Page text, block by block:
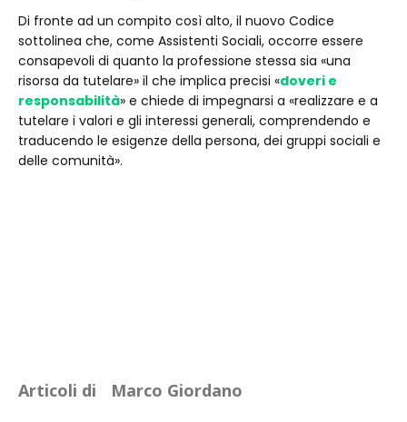
Di fronte ad un compito così alto, il nuovo Codice
sottolinea che, come Assistenti Sociali, occorre essere
consapevoli di quanto la professione stessa sia «una
risorsa da tutelare» il che implica precisi «doveri e
responsabilità» e chiede di impegnarsi a «realizzare e a
tutelare i valori e gli interessi generali, comprendendo e
traducendo le esigenze della persona, dei gruppi sociali e
delle comunità».
Articoli di Marco Giordano